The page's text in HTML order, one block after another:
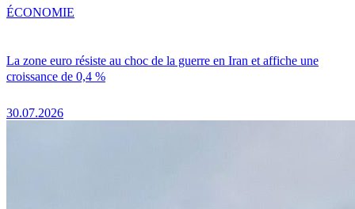
La zone euro résiste au choc de la guerre en Iran et affiche une
croissance de 0,4 %
30.07.2026
ÉCONOMIE